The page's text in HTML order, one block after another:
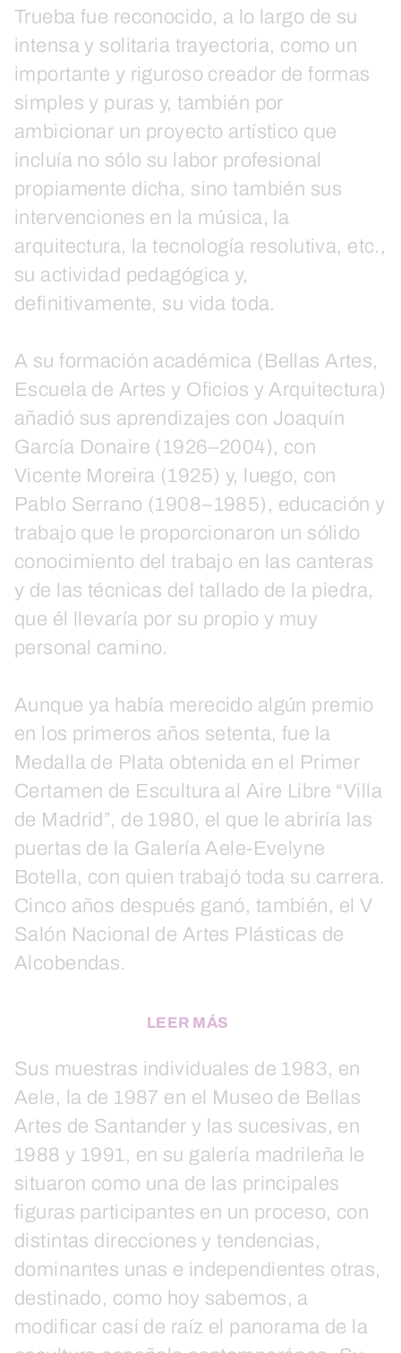
Trueba fue reconocido, a lo largo de su
intensa y solitaria trayectoria, como un
importante y riguroso creador de formas
simples y puras y, también por
ambicionar un proyecto artístico que
incluía no sólo su labor profesional
propiamente dicha, sino también sus
intervenciones en la música, la
arquitectura, la tecnología resolutiva, etc.,
su actividad pedagógica y,
definitivamente, su vida toda.
A su formación académica (Bellas Artes,
Escuela de Artes y Oficios y Arquitectura)
añadió sus aprendizajes con Joaquín
García Donaire (1926–2004), con
Vicente Moreira (1925) y, luego, con
Pablo Serrano (1908–1985), educación y
trabajo que le proporcionaron un sólido
conocimiento del trabajo en las canteras
y de las técnicas del tallado de la piedra,
que él llevaría por su propio y muy
personal camino.
Aunque ya había merecido algún premio
en los primeros años setenta, fue la
Medalla de Plata obtenida en el Primer
Certamen de Escultura al Aire Libre “Villa
de Madrid”, de 1980, el que le abriría las
puertas de la Galería Aele-Evelyne
Botella, con quien trabajó toda su carrera.
Cinco años después ganó, también, el V
Salón Nacional de Artes Plásticas de
Alcobendas.
LEER MÁS
Sus muestras individuales de 1983, en
Aele, la de 1987 en el Museo de Bellas
Artes de Santander y las sucesivas, en
1988 y 1991, en su galería madrileña le
situaron como una de las principales
figuras participantes en un proceso, con
distintas direcciones y tendencias,
dominantes unas e independientes otras,
destinado, como hoy sabemos, a
modificar casi de raíz el panorama de la